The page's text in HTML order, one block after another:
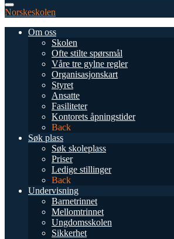
Norskeskolen
Om oss
Skolen
Ofte stilte spørsmål
Våre tre gylne regler
Organisasjonskart
Styret
Ansatte
Fasiliteter
Kontorets åpningstider
Back
Søk plass
Søk skoleplass
Priser
Ledige stillinger
Back
Undervisning
Barnetrinnet
Mellomtrinnet
Ungdomsskolen
Sikkerhet